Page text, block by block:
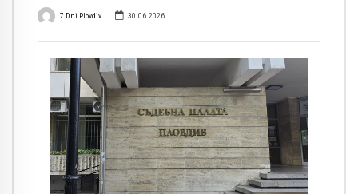
7 Dni Plovdiv 30.06.2026